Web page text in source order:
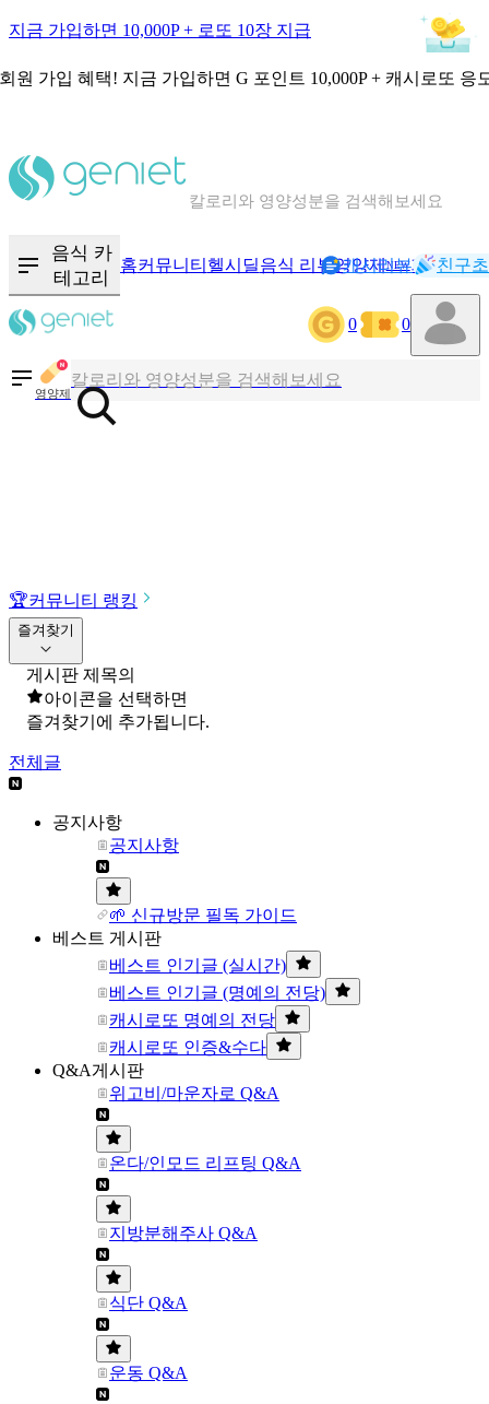
지금 가입하면 10,000P + 로또 10장 지급
원 가입 혜택! 지금 가입하면 G 포인트 10,000P + 캐시로또 응
혈당 · 다이어트 음식 검색해보세요
음식 카
테고리
홈커뮤니티 헬시딜음식 리뷰영양제NEW기록
캐시리뷰 친구
0 0
영양제
칼로리와 영양성분을 검색해보세요
혈당 · 다이어트 음식 검색해보세요
음식 · 영양제 리뷰를 찾아보세요
🏆커뮤니티 랭킹
즐겨찾기
게시판 제목의
아이콘을 선택하면
즐겨찾기에 추가됩니다.
전체글
공지사항
공지사항
🌱 신규방문 필독 가이드
베스트 게시판
베스트 인기글 (실시간)
베스트 인기글 (명예의 전당)
캐시로또 명예의 전당
캐시로또 인증&수다
Q&A게시판
위고비/마운자로 Q&A
온다/인모드 리프팅 Q&A
지방분해주사 Q&A
식단 Q&A
운동 Q&A